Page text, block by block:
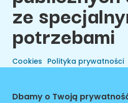
ze
potrzebami
Cookies Polityka prywatności
Dbamy o Twoją